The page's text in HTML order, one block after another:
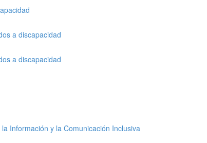
a discapacidad
a discapacidad
Información y la Comunicación Inclusiva